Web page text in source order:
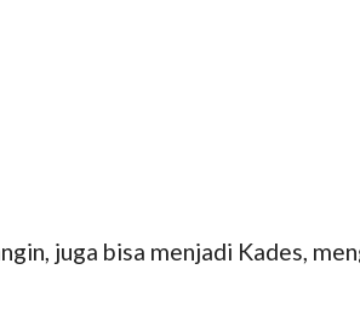
juga bisa menjadi Kades,